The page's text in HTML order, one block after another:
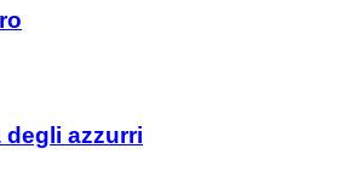
degli azzurri